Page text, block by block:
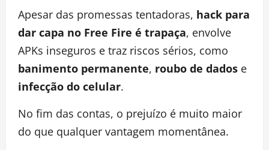
Apesar das promessas tentadoras, hack para
dar capa no Free Fire é trapaça, envolve
APKs inseguros e traz riscos sérios, como
banimento permanente, roubo de dados e
infecção do celular.
No fim das contas, o prejuízo é muito maior
do que qualquer vantagem momentânea.